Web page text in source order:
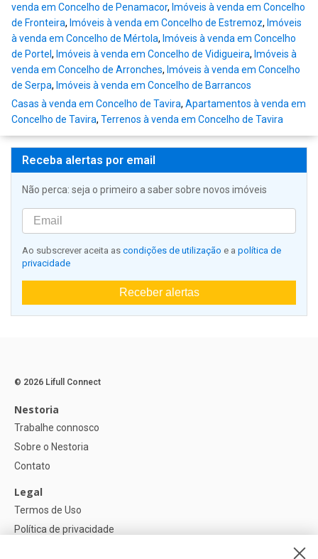
venda em Concelho de Penamacor, Imóveis à venda em Concelho
de Fronteira, Imóveis à venda em Concelho de Estremoz, Imóveis
à venda em Concelho de Mértola, Imóveis à venda em Concelho
de Portel , Imóveis à venda em Concelho de Vidigueira, Imóveis à
venda em Concelho de Arronches, Imóveis à venda em Concelho
de Serpa, Imóveis à venda em Concelho de Barrancos
Casas à venda em Concelho de Tavira, Apartamentos à venda em
Concelho de Tavira, Terrenos à venda em Concelho de Tavira
Receba alertas por email
Não perca: seja o primeiro a saber sobre novos imóveis
Ao subscrever aceita as condições de utilização e a política de
privacidade
Receber alertas
© 2026 Lifull Connect
Nestoria
Trabalhe connosco
Sobre o Nestoria
Contato
Legal
Termos de Uso
Política de privacidade